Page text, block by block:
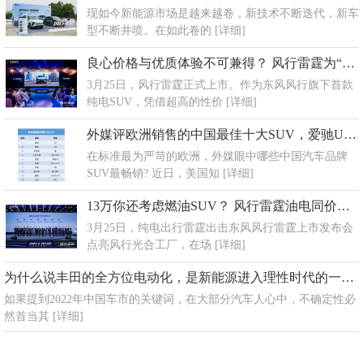
现如今新能源市场是越来越卷，新技术不断迭代，新车
型不断井喷。在如此卷的 [详细]
良心价格与优质体验不可兼得？ 风行雷霆为“纯电SUV普及者”而来
3月25日，风行雷霆正式上市。作为东风风行旗下首款
纯电SUV，凭借超高的性价 [详细]
外媒评欧洲销售的中国最佳十大SUV，爱驰U5、U6榜上有名
在标准最为严苛的欧洲，外媒眼中哪些中国汽车品牌
SUV最畅销? 近日，美国知 [详细]
13万你还考虑燃油SUV？ 风行雷霆油电同价只为千家万户
3月25日，纯电出行雷霆出击东风风行雷霆上市发布会
点亮风行光合工厂，在场 [详细]
为什么说丰田的全方位电动化，是新能源进入理性时代的一个拐点？
如果提到2022年中国车市的关键词，在大部分汽车人心中，不确定性必
然首当其 [详细]